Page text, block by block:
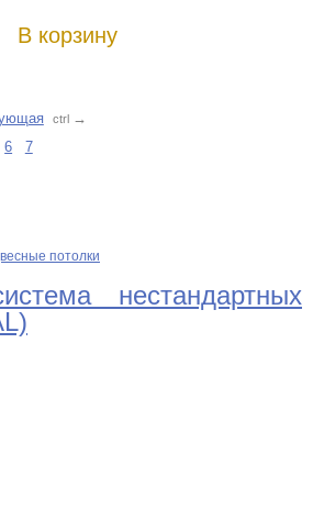
В корзину
ctrl →
6 7
потолки
нестандартных